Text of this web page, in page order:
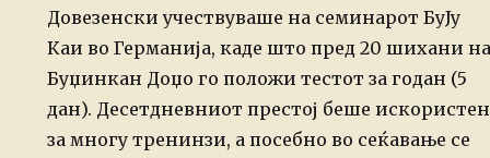
Довезенски учествуваше на семинарот БуЈу
Каи во Германија, каде што пред 20 шихани на
Буџинкан Доџо го положи тестот за годан (5
дан). Десетдневниот престој беше искористен
за многу тренинзи, а посебно во сеќавање се